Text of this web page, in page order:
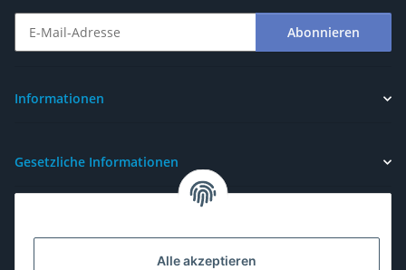
Alle akzeptieren
Abonnieren
Informationen
Gesetzliche Informationen